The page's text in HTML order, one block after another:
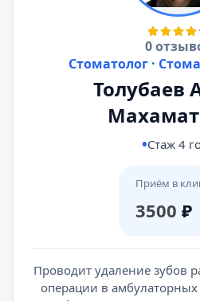
0
Стоматолог ·
Толубаев
Стаж 4
Приём в
3500 ₽
Проводит удаление зубов
операции в